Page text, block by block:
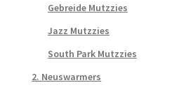
Gebreide Mutzzies
Jazz Mutzzies
South Park Mutzzies
2. Neuswarmers